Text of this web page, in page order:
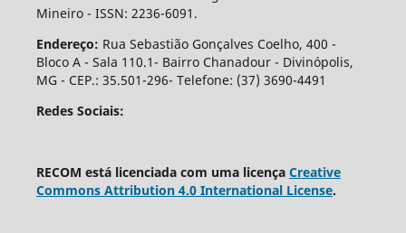
Mineiro - ISSN: 2236-6091.
Endereço: Rua Sebastião Gonçalves Coelho, 400 -
Bloco A - Sala 110.1- Bairro Chanadour - Divinópolis,
MG - CEP.: 35.501-296- Telefone: (37) 3690-4491
Redes Sociais:
RECOM está licenciada com uma licença Creative
Commons Attribution 4.0 International License.